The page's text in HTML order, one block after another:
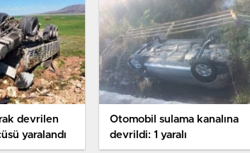
devrilen
yaralandı
Otomobil sulama kanalına
devrildi: 1 yaralı